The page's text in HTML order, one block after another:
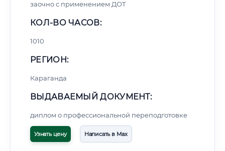
заочно с применением ДОТ
КОЛ-ВО ЧАСОВ:
1010
РЕГИОН:
Караганда
ВЫДАВАЕМЫЙ ДОКУМЕНТ:
диплом о профессиональной переподготовке
Узнать цену Написать в Max